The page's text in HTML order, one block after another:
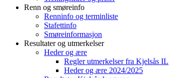
Renn og smøreinfo
Renninfo og terminliste
Stafettinfo
Smøreinformasjon
Resultater og utmerkelser
Heder og ære
Regler utmerkelser fra Kjelsås IL
Heder og ære 2024/2025